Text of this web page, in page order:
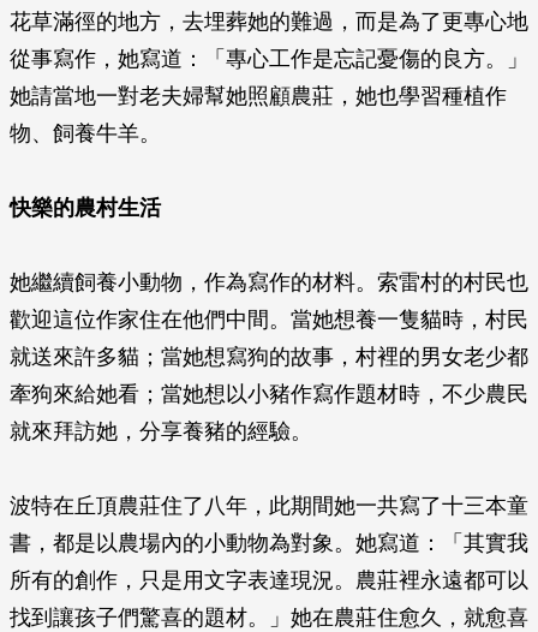
花草滿徑的地方，去埋葬她的難過，而是為了更專心地
從事寫作，她寫道：「專心工作是忘記憂傷的良方。」
她請當地一對老夫婦幫她照顧農莊，她也學習種植作
物、飼養牛羊。
快樂的農村生活
她繼續飼養小動物，作為寫作的材料。索雷村的村民也
歡迎這位作家住在他們中間。當她想養一隻貓時，村民
就送來許多貓；當她想寫狗的故事，村裡的男女老少都
牽狗來給她看；當她想以小豬作寫作題材時，不少農民
就來拜訪她，分享養豬的經驗。
波特在丘頂農莊住了八年，此期間她一共寫了十三本童
書，都是以農場內的小動物為對象。她寫道：「其實我
所有的創作，只是用文字表達現況。農莊裡永遠都可以
找到讓孩子們驚喜的題材。」她在農莊住愈久，就愈喜